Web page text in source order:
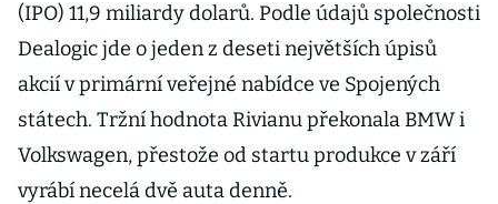
(IPO) 11,9 miliardy dolarů. Podle údajů společnosti
Dealogic jde o jeden z deseti největších úpisů
akcií v primární veřejné nabídce ve Spojených
státech. Tržní hodnota Rivianu překonala BMW i
Volkswagen, přestože od startu produkce v září
vyrábí necelá dvě auta denně.